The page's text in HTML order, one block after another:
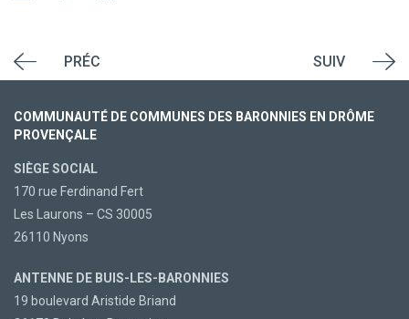
PRÉC SUIV
COMMUNAUTÉ DE COMMUNES DES BARONNIES EN DRÔME
PROVENÇALE
SIÈGE SOCIAL
170 rue Ferdinand Fert
Les Laurons – CS 30005
26110 Nyons
ANTENNE DE BUIS-LES-BARONNIES
19 boulevard Aristide Briand